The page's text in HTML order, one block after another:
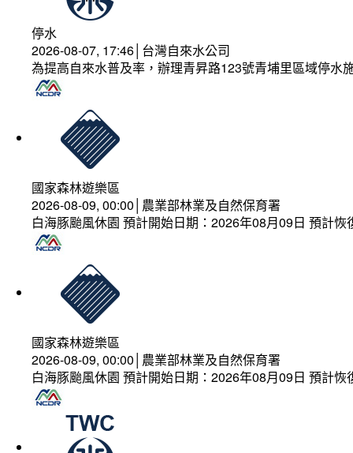
停水
2026-08-07, 17:46│台灣自來水公司
為提高自來水普及率，辦理青昇路123號青埔里區域停水
國家森林遊樂區
2026-08-09, 00:00│農業部林業及自然保育署
白海豚颱風休園 預計開始日期：2026年08月09日 預計
國家森林遊樂區
2026-08-09, 00:00│農業部林業及自然保育署
白海豚颱風休園 預計開始日期：2026年08月09日 預計